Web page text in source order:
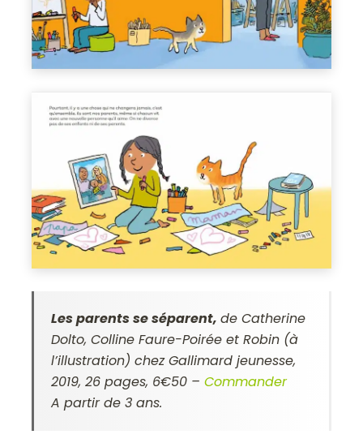
Les parents se séparent,de Catherine
Dolto, Colline Faure-Poirée et Robin (à
l’illustration) chez Gallimard jeunesse,
2019, 26 pages, 6€50 –Commander
A partir de 3 ans.